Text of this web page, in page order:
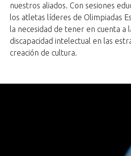
nuestros aliados. Con sesiones
los atletas líderes de Olimpiadas
la necesidad de tener en cuenta a
discapacidad intelectual en las
creación de cultura.